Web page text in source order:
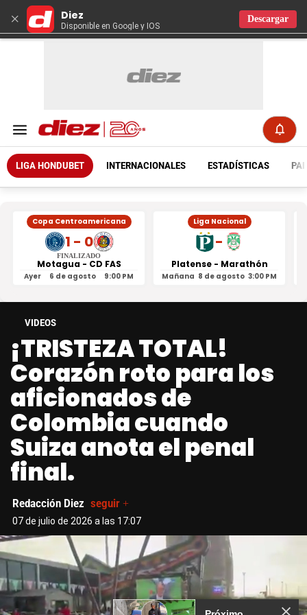
× Diez
Disponible en Google y IOS
Descargar
LIGA HONDUBET INTERNACIONALES ESTADÍSTICAS
Copa Centroamericana
1 - 0
FINALIZADO
Motagua - CD FAS
Ayer 6 de agosto 9:00 PM
Liga Nacional
-
Platense - Marathón
Mañana 8 de agosto 3:00 PM
VIDEOS
¡TRISTEZA TOTAL!
Corazón roto para los
aficionados de
Colombia cuando
Suiza anota el penal
final.
Redacción Diez seguir +
07 de julio de 2026 a las 17:07
02:46